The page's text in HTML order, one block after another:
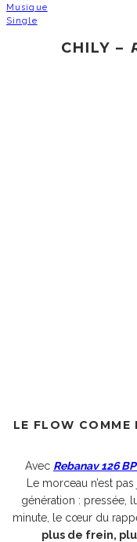
Musique
Single
CHILY –
LE FLOW COMME
Avec Rebanav 126
Le morceau n’est
génération : pressée,
minute, le cœur du
plus de frein,